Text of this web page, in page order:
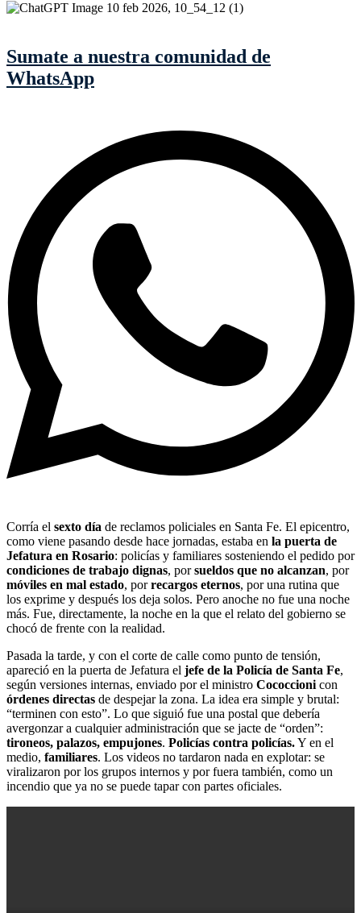
Sumate a nuestra comunidad de
WhatsApp
Corría el sexto día de reclamos policiales en Santa Fe. El epicentro,
como viene pasando desde hace jornadas, estaba en la puerta de
Jefatura en Rosario: policías y familiares sosteniendo el pedido por
condiciones de trabajo dignas, porsueldos que no alcanzan, por
móviles en mal estado, porrecargos eternos, por una rutina que
los exprime y después los deja solos. Pero anoche no fue una noche
más. Fue, directamente, la noche en la que el relato del gobierno se
chocó de frente con la realidad.
Pasada la tarde, y con el corte de calle como punto de tensión,
apareció en la puerta de Jefatura el jefe de la Policía de Santa Fe,
según versiones internas, enviado por el ministro Cococcioni con
órdenes directas de despejar la zona. La idea era simple y brutal:
“terminen con esto”. Lo que siguió fue una postal que debería
avergonzar a cualquier administración que se jacte de “orden”:
tironeos, palazos, empujones. Policías contra policías.Y en el
medio, familiares. Los videos no tardaron nada en explotar: se
viralizaron por los grupos internos y por fuera también, como un
incendio que ya no se puede tapar con partes oficiales.